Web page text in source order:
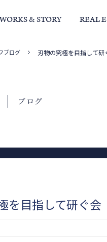
WORKS & STORY
家づくりスト
REAL
室長からの挨拶
ブログ 刃物の究極を目指して研
ブログ
を目指して研ぐ会